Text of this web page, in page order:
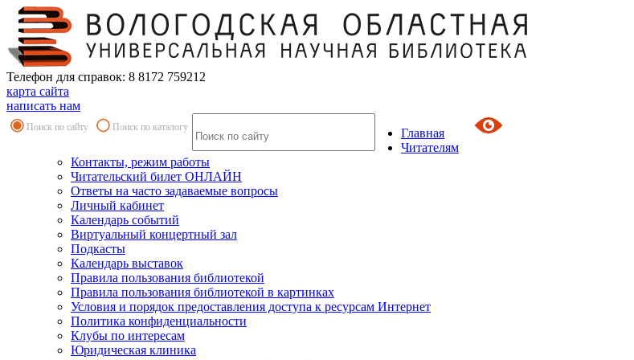
Телефон для справок: 8 8172 759212
карта сайта
написать нам
Поиск по сайту Поиск по каталогу
Главная
Читателям
Контакты, режим работы
Читательский билет ОНЛАЙН
Ответы на часто задаваемые вопросы
Личный кабинет
Календарь событий
Виртуальный концертный зал
Подкасты
Календарь выставок
Правила пользования библиотекой
Правила пользования библиотекой в картинках
Условия и порядок предоставления доступа к ресурсам Интернет
Политика конфиденциальности
Клубы по интересам
Юридическая клиника